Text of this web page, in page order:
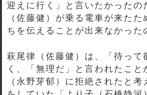
迎えに行く」と言いたかったの
（佐藤健）が乗る電車が来た
ちを伝えることが出来なかった
萩尾律（佐藤健）は、「待って
く、「無理だ」と言われたこと
（永野芽郁）に拒絶されたと